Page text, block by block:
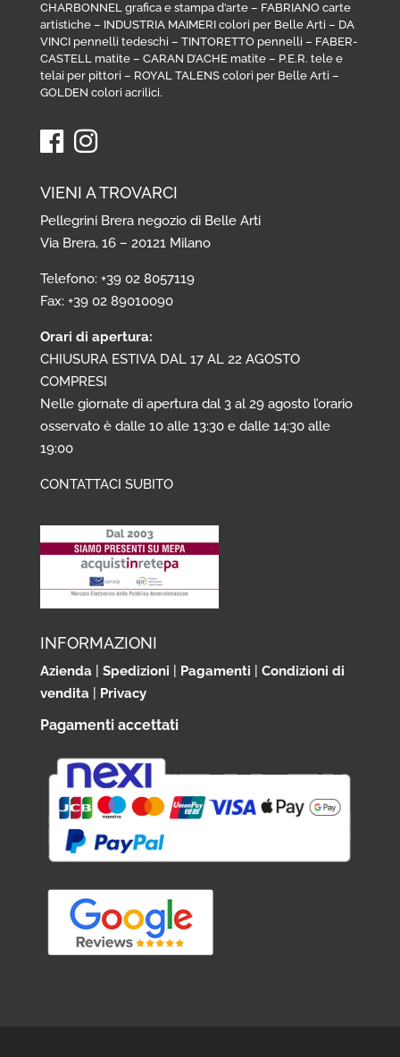
CHARBONNEL grafica e stampa d’arte– FABRIANO carte
artistiche– INDUSTRIA MAIMERI colori per Belle Arti – DA
VINCI pennelli tedeschi – TINTORETTO pennelli – FABER-
CASTELL matite– CARAN D’ACHE matite– P.E.R. tele e
telai per pittori – ROYAL TALENS colori per Belle Arti –
GOLDEN colori acrilici.
VIENI A TROVARCI
Pellegrini Brera negozio di Belle Arti
Via Brera, 16 – 20121 Milano
Telefono: +39 02 8057119
Fax: +39 02 89010090
Orari di apertura:
CHIUSURA ESTIVA DAL 17 AL 22 AGOSTO
COMPRESI
Nelle giornate di apertura dal 3 al 29 agosto l’orario
osservato è dalle 10 alle 13:30 e dalle 14:30 alle
19:00
CONTATTACI SUBITO
INFORMAZIONI
Azienda| Spedizioni Pagamenti
Condizioni di
vendita| Privacy
Pagamenti accettati